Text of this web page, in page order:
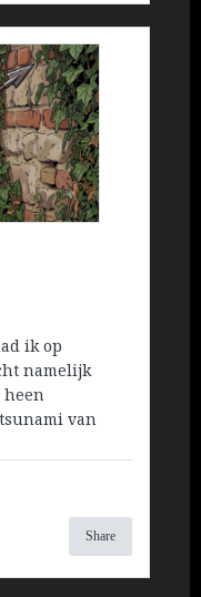
ik op
namelijk
heen
van
Share